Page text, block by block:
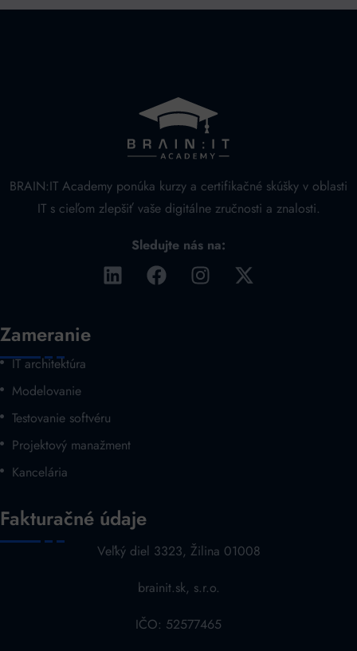
BRAIN:IT Academy ponúka kurzy a certifikačné skúšky v oblasti
IT s cieľom zlepšiť vaše digitálne zručnosti a znalosti.
Sledujte nás na:
Zameranie
IT architektúra
Modelovanie
Testovanie softvéru
Projektový manažment
Kancelária
Fakturačné údaje
Veľký diel 3323, Žilina 01008
brainit.sk, s.r.o.
IČO: 52577465